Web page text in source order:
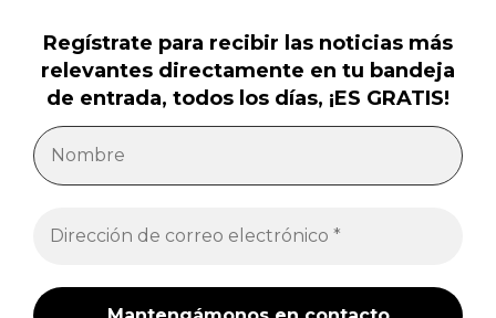
Regístrate para recibir las noticias más
relevantes directamente en tu bandeja
de entrada, todos los días, ¡ES GRATIS!